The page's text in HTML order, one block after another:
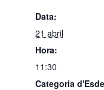
Data:
21 abril
Hora:
11:30
Categoria